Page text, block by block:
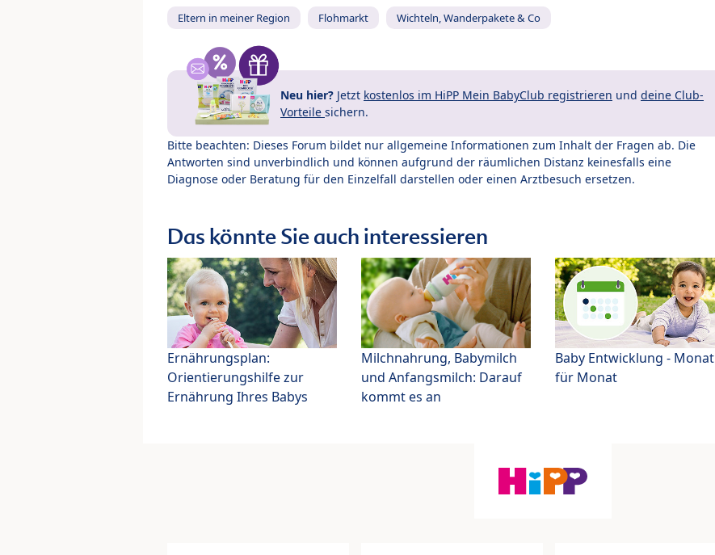
Eltern in meiner Region Flohmarkt Wichteln, Wanderpakete & Co
Neu hier? Jetzt kostenlos im HiPP Mein BabyClub registrieren und deine Club-
Vorteile sichern.
Bitte beachten: Dieses Forum bildet nur allgemeine Informationen zum Inhalt der Fragen ab. Die
Antworten sind unverbindlich und können aufgrund der räumlichen Distanz keinesfalls eine
Diagnose oder Beratung für den Einzelfall darstellen oder einen Arztbesuch ersetzen.
Das könnte Sie auch interessieren
Ernährungsplan:
Orientierungshilfe zur
Ernährung Ihres Babys
Milchnahrung, Babymilch
und Anfangsmilch: Darauf
kommt es an
Baby Entwicklung - Monat
für Monat